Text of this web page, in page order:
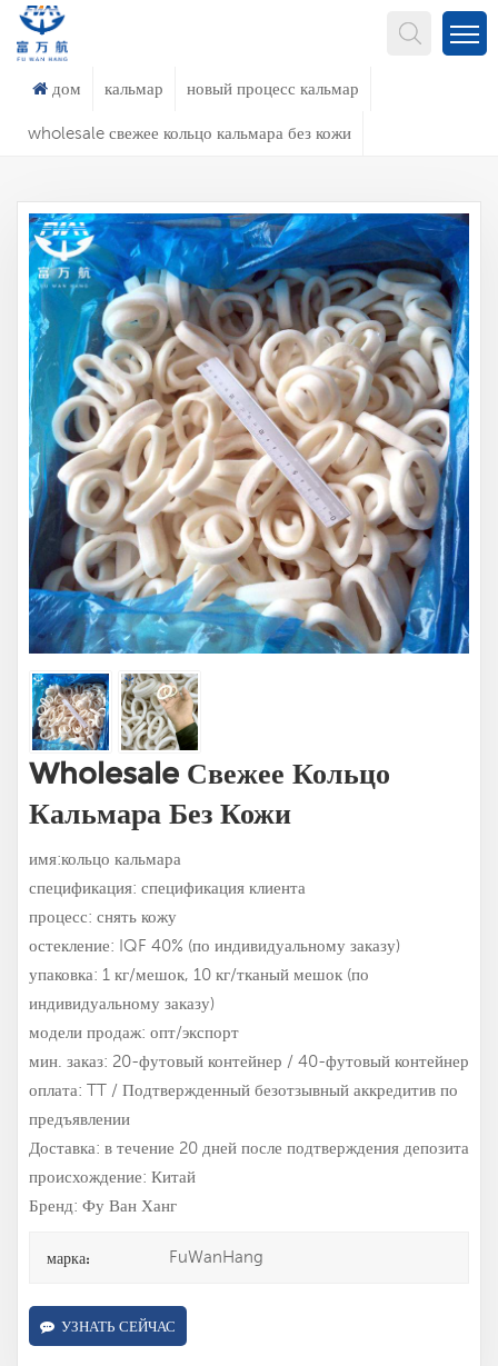
дом кальмар новый процесс кальмар
wholesale свежее кольцо кальмара без кожи
Wholesale Свежее Кольцо
Кальмара Без Кожи
имя:кольцо кальмара
спецификация: спецификация клиента
процесс: снять кожу
остекление: IQF 40% (по индивидуальному заказу)
упаковка: 1 кг/мешок, 10 кг/тканый мешок (по
индивидуальному заказу)
модели продаж: опт/экспорт
мин. заказ: 20-футовый контейнер / 40-футовый контейнер
оплата: TT / Подтвержденный безотзывный аккредитив по
предъявлении
Доставка: в течение 20 дней после подтверждения депозита
происхождение: Китай
Бренд: Фу Ван Ханг
марка: FuWanHang
УЗНАТЬ СЕЙЧАС